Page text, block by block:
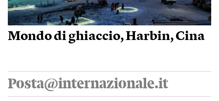
Mondo di ghiaccio, Harbin, Cina
Posta@internazionale.it